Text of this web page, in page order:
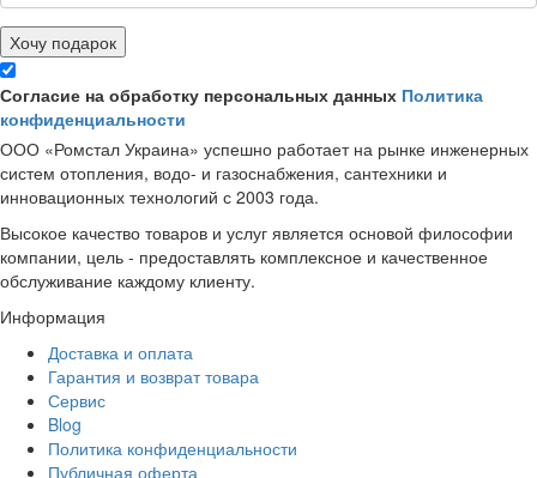
Хочу подарок
Согласие на обработку персональных данных Политика
конфиденциальности
ООО «Ромстал Украина» успешно работает на рынке инженерных
систем отопления, водо- и газоснабжения, сантехники и
инновационных технологий с 2003 года.
Высокое качество товаров и услуг является основой философии
компании, цель - предоставлять комплексное и качественное
обслуживание каждому клиенту.
Информация
Доставка и оплата
Гарантия и возврат товара
Сервис
Blog
Политика конфиденциальности
Публичная оферта